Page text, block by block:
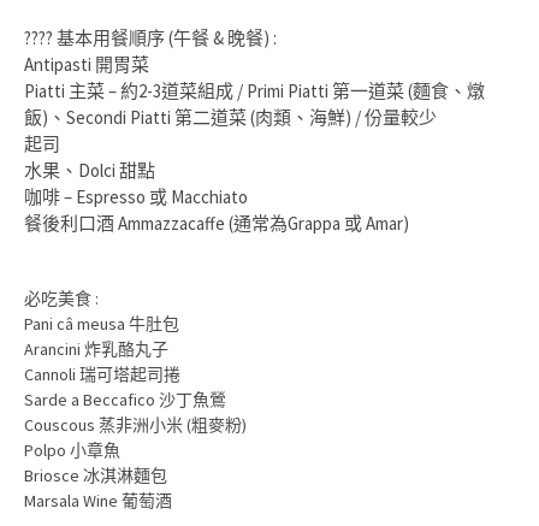
???? 基本用餐順序 (午餐 & 晚餐) :
Antipasti 開胃菜
Piatti 主菜 – 約2-3道菜組成 / Primi Piatti 第一道菜 (麵食、燉
飯)、Secondi Piatti 第二道菜 (肉類、海鮮) / 份量較少
起司
水果、Dolci 甜點
咖啡 – Espresso 或 Macchiato
餐後利口酒 Ammazzacaffe (通常為Grappa 或 Amar)
必吃美食 :
Pani câ meusa 牛肚包
Arancini 炸乳酪丸子
Cannoli 瑞可塔起司捲
Sarde a Beccafico 沙丁魚鶯
Couscous 蒸非洲小米 (粗麥粉)
Polpo 小章魚
Briosce 冰淇淋麵包
Marsala Wine 葡萄酒